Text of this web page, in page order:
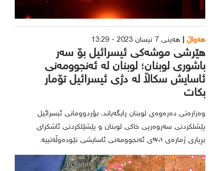
هەواڵ هەینی 7 نیسان 2023 - 13:29
هێرشی موشەکی ئیسرائیل بۆ سەر
باشوری لوبنان؛ لوبنان لە ئەنجوومەنی
ئاسایش سکاڵا لە دژی ئیسرائیل تۆمار
بکات
وەزارەتی دەرەوەی لوبنان رایگەیاند، بۆردوومانی ئیسرائیل
پێشلکردنی سەروەریی خاکی لوبنان و پێشێلکردنی ئاشکرای
بڕیاری ژمارەی ١٧٠١ی ئەنجوومەنی ئاسایشی نێودەوڵەتییە.